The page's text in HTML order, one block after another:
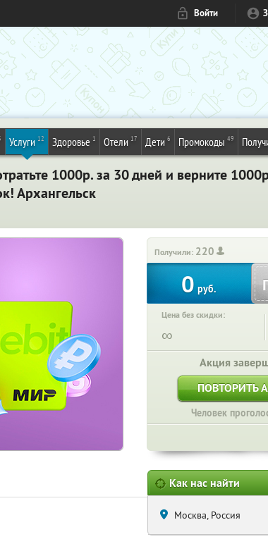
Войти
Услуги 12 Здоровье 1 Отели 17 Дети 6 Промокоды 49
1000р. за 30 дней и верните
Архангельск
Получили: 220
0 руб.
Цена без скидки:
∞
Акция
ПОВТОРИТЬ
Человек
Как нас найти
Москва, Россия